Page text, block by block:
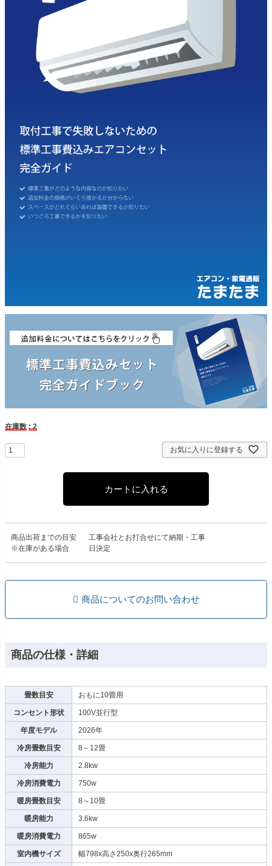
在庫数 2
お気に入りに登録する
カートに入れる
商品出荷までの目安
※在庫がある場合
工事会社とお打合せにて納期・工事
日決定
商品についてのお問い合わせ
商品の仕様・詳細
畳数目安 おもに10畳用
コンセント形状 100V並行型
年度モデル 2026年
冷房畳数目安 8～12畳
冷房能力 2.8kw
冷房消費電力 750w
暖房畳数目安 8～10畳
暖房能力 3.6kw
暖房消費電力 865w
室内機サイズ 幅798x高さ250x奥行265mm